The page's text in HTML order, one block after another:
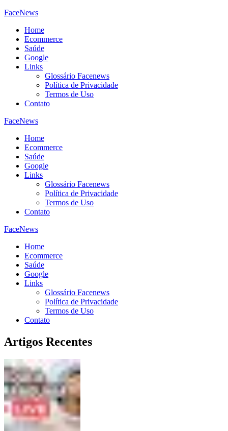
FaceNews
Home
Ecommerce
Saúde
Google
Links
Glossário Facenews
Política de Privacidade
Termos de Uso
Contato
FaceNews
Home
Ecommerce
Saúde
Google
Links
Glossário Facenews
Política de Privacidade
Termos de Uso
Contato
FaceNews
Home
Ecommerce
Saúde
Google
Links
Glossário Facenews
Política de Privacidade
Termos de Uso
Contato
Artigos Recentes